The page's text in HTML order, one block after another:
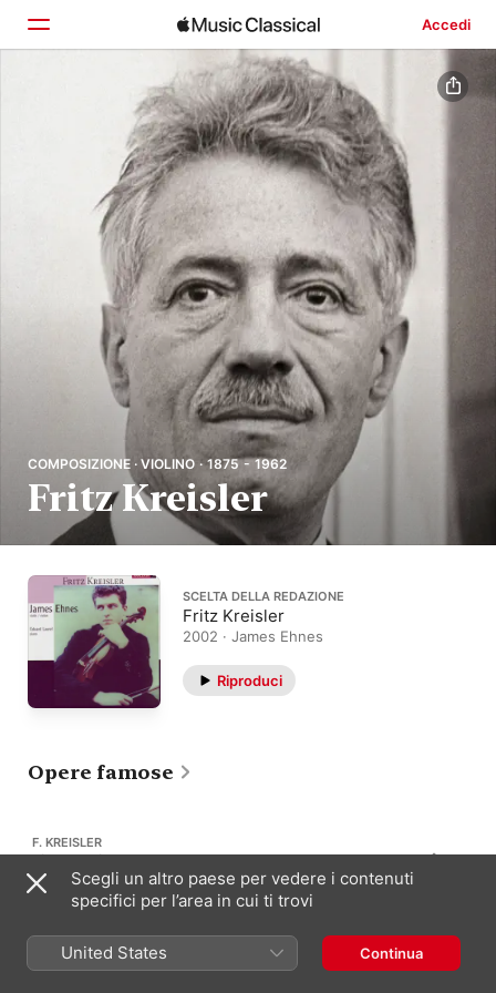
Accedi
Scopri
Cerca
COMPOSIZIONE · VIOLINO · 1875 - 1962
Fritz Kreisler
SCELTA DELLA REDAZIONE
Fritz Kreisler
2002 · James Ehnes
Riproduci
Opere famose
F. KREISLER
Liebesleid
“Pena d'amore”
211
F. KREISLER
Scegli un altro paese per vedere i contenuti
specifici per l’area in cui ti trovi
United States Continua